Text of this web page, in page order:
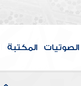
الصوتيات المكتبة